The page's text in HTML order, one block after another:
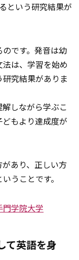
という研究結果が
です。発音は幼
は、学習を始め
究結果がありま
しながら学ぶこ
もより達成度が
あり、正しい方
うことです。
学院大学
て英語を身